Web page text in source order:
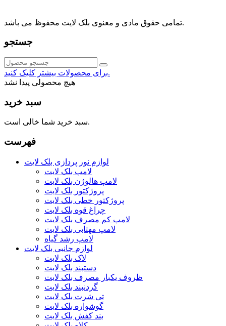
تمامی حقوق مادی و معنوی بلک لایت محفوظ می باشد.
جستجو
برای محصولات بیشتر کلیک کنید.
هیچ محصولی پیدا نشد
سبد خرید
سبد خرید شما خالی است.
فهرست
لوازم نور پردازی بلک لایت
لامپ بلک لایت
لامپ هالوژن بلک لایت
پروژکتور بلک لایت
پروژکتور خطی بلک لایت
چراغ قوه بلک لایت
لامپ کم مصرف بلک لایت
لامپ مهتابی بلک لایت
لامپ رشد گیاه
لوازم جانبی بلک لایت
لاک بلک لایت
دستبند بلک لایت
ظروف یکبار مصرف بلک لایت
گردنبند بلک لایت
تی شرت بلک لایت
گوشواره بلک لایت
بند کفش بلک لایت